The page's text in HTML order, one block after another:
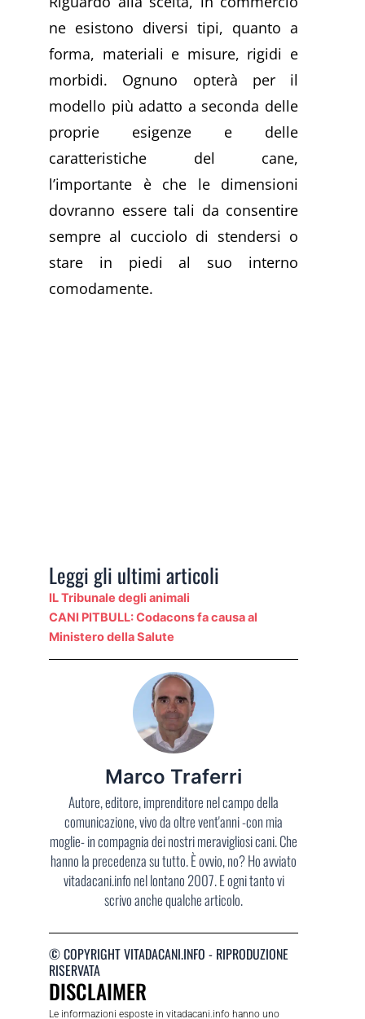
ne esistono diversi tipi, quanto a
forma, materiali e misure, rigidi e
morbidi. Ognuno opterà per il
modello più adatto a seconda delle
proprie esigenze e delle
caratteristiche del cane,
l’importante è che le dimensioni
dovranno essere tali da consentire
sempre al cucciolo di stendersi o
stare in piedi al suo interno
comodamente.
Leggi gli ultimi articoli
IL Tribunale degli animali
CANI PITBULL: Codacons fa causa al
Ministero della Salute
Marco Traferri
Autore, editore, imprenditore nel campo della
comunicazione, vivo da oltre vent'anni -con mia
moglie- in compagnia dei nostri meravigliosi cani. Che
hanno la precedenza su tutto. È ovvio, no? Ho avviato
vitadacani.info nel lontano 2007. E ogni tanto vi
scrivo anche qualche articolo.
© COPYRIGHT VITADACANI.INFO - RIPRODUZIONE
RISERVATA
DISCLAIMER
Le informazioni esposte in vitadacani.info hanno uno